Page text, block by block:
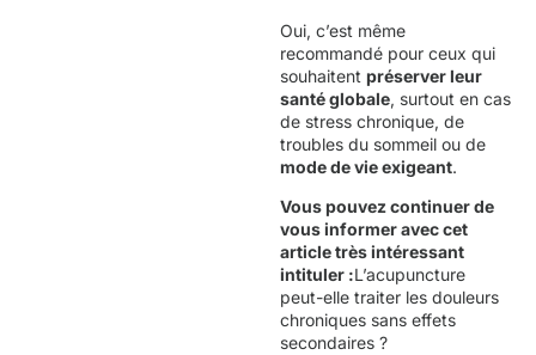
Oui, c’est même
recommandé pour ceux qui
souhaitent préserver leur
santé globale, surtout en cas
de stress chronique, de
troubles du sommeil ou de
mode de vie exigeant.
Vous pouvez continuer de
vous informer avec cet
article très intéressant
intituler :L’acupuncture
peut-elle traiter les douleurs
chroniques sans effets
secondaires ?